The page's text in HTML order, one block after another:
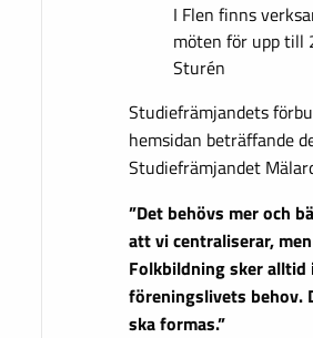
I Flen finns
möten för upp till
Sturén
Studiefrämjandets
hemsidan beträffande
Studiefrämjandet
”Det behövs mer och
att vi centraliserar,
Folkbildning sker alltid
föreningslivets behov.
ska formas.”